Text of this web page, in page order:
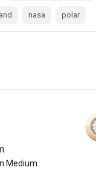
nasa polar
Medium